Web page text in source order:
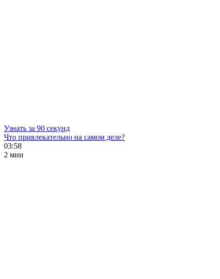
Узнать за 90 секунд
Что привлекательно на самом деле?
03:58
2 мин